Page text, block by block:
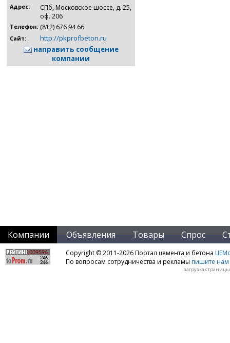
Адрес:
СПб, Московское шоссе, д. 25,
оф. 206
Телефон: (812) 676 94 66
Сайт:
http://pkprofbeton.ru
направить сообщение
компании
Компании Объявления Товары Спрос
Copyright © 2011-2026 Портал цемента и бетона
По вопросам сотрудничества и рекламы пишите нам
загрузка